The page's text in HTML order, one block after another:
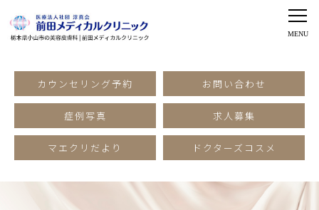
カウンセリング予約 お問い合わせ
症例写真 求人募集
マエクリだより ドクターズコスメ